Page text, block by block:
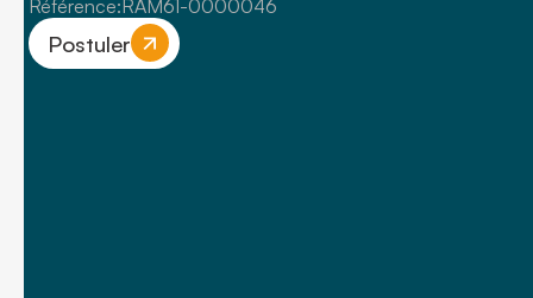
Référence:RAM61-0000046
Postuler